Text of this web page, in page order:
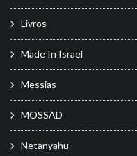
Livros
Made In Israel
Messias
MOSSAD
Netanyahu